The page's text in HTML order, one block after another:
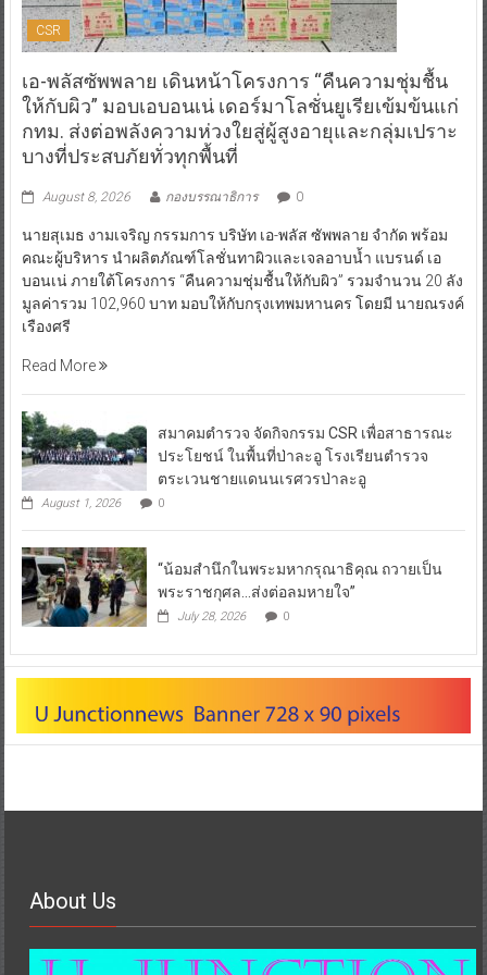
CSR
เอ-พลัสซัพพลาย เดินหน้าโครงการ “คืนความชุ่มชื้น
ให้กับผิว” มอบเอบอนเน่ เดอร์มาโลชั่นยูเรียเข้มข้นแก่
กทม. ส่งต่อพลังความห่วงใยสู่ผู้สูงอายุและกลุ่มเปราะ
บางที่ประสบภัยทั่วทุกพื้นที่
August 8, 2026 กองบรรณาธิการ 0
นายสุเมธ งามเจริญ กรรมการ บริษัท เอ-พลัส ซัพพลาย จำกัด พร้อม
คณะผู้บริหาร นำผลิตภัณฑ์โลชั่นทาผิวและเจลอาบน้ำ แบรนด์ เอ
บอนเน่ ภายใต้โครงการ “คืนความชุ่มชื้นให้กับผิว” รวมจำนวน 20 ลัง
มูลค่ารวม 102,960 บาท มอบให้กับกรุงเทพมหานคร โดยมี นายณรงค์
เรืองศรี
Read More
สมาคมตำรวจ จัดกิจกรรม CSR เพื่อสาธารณะ
ประโยชน์ ในพื้นที่ป่าละอู โรงเรียนตำรวจ
ตระเวนชายแดนนเรศวรป่าละอู
August 1, 2026 0
“น้อมสำนึกในพระมหากรุณาธิคุณ ถวายเป็น
พระราชกุศล…ส่งต่อลมหายใจ”
July 28, 2026 0
About Us